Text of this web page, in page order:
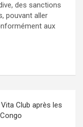
des sanctions
pouvant aller
aux
Club après les